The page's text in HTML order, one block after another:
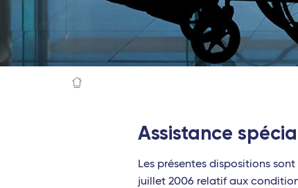
Assistance
Les présentes dispositions
juillet 2006 relatif aux